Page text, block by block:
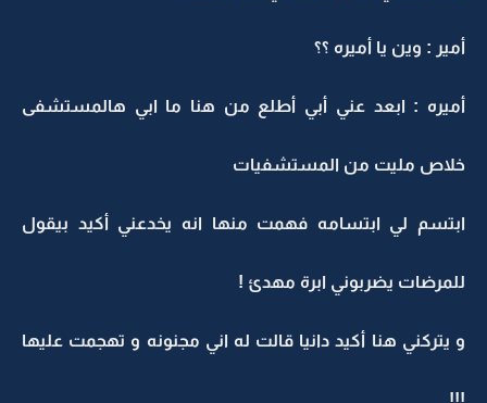
أمير : وين يا أميره ؟؟
أميره : ابعد عني أبي أطلع من هنا ما ابي هالمستشفى
خلاص مليت من المستشفيات
ابتسم لي ابتسامه فهمت منها انه يخدعني أكيد بيقول
للمرضات يضربوني ابرة مهدئ !
و يتركني هنا أكيد دانيا قالت له اني مجنونه و تهجمت عليها
!!!